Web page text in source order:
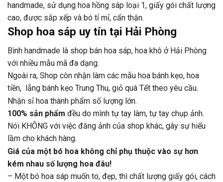
handmade, sử dụng hoa hồng sáp loại 1, giấy gói chất lượng
cao, được sắp xếp và bó tỉ mỉ, cẩn thận.
Shop hoa sáp uy tín tại Hải Phòng
Bình handmade là shop bán hoa sáp, hoa khô ở Hải Phòng
với nhiều mẫu mã đa dạng.
Ngoài ra, Shop còn nhận làm các mẫu hoa bánh kẹo, hoa
tiền, lẵng bánh kẹo Trung Thu, giỏ quà Tết theo yêu cầu.
Nhận sỉ hoa thành phẩm số lượng lớn.
100% sản phẩm đều do mình tự tay làm, tự tay chụp ảnh.
Nói KHÔNG với việc đăng ảnh của shop khác, gây sự hiểu
lầm cho khách hàng.
Giá của một bó hoa không chỉ phụ thuộc vào sự hơn
kém nhau số lượng hoa đâu!
– Một bó hoa sáp muốn to, đẹp, thì chất lượng giấy gói, cách